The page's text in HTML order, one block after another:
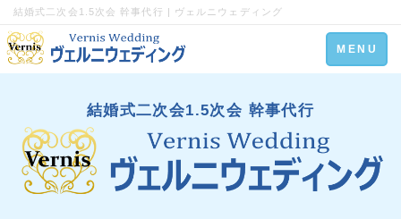
結婚式二次会1.5次会 幹事代行 | ヴェルニウェディング
Toggle
navigation
MENU
結婚式二次会1.5次会 幹事代行